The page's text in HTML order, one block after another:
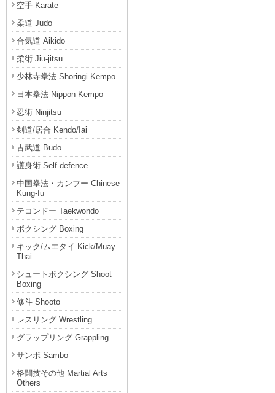
空手 Karate
柔道 Judo
合気道 Aikido
柔術 Jiu-jitsu
少林寺拳法 Shoringi Kempo
日本拳法 Nippon Kempo
忍術 Ninjitsu
剣道/居合 Kendo/Iai
古武道 Budo
護身術 Self-defence
中国拳法・カンフー Chinese
Kung-fu
テコンドー Taekwondo
ボクシング Boxing
キック/ムエタイ Kick/Muay
Thai
シュートボクシング Shoot
Boxing
修斗 Shooto
レスリング Wrestling
グラップリング Grappling
サンボ Sambo
格闘技その他 Martial Arts
Others